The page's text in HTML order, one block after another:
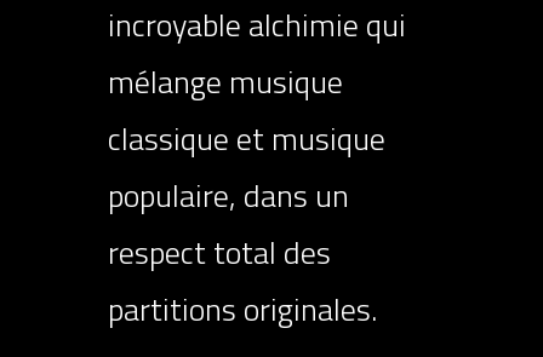
incroyable alchimie qui
mélange musique
classique et musique
populaire, dans un
respect total des
partitions originales.